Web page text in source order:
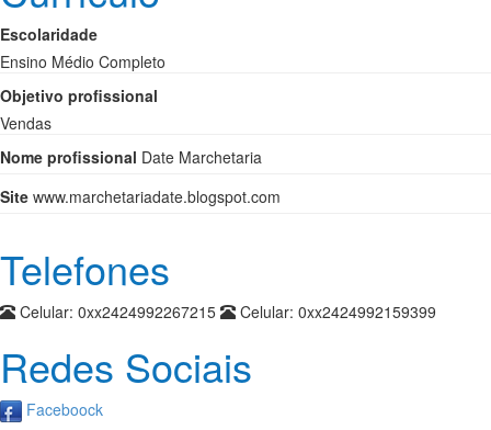
Escolaridade
Ensino Médio Completo
Objetivo profissional
Vendas
Nome profissional Date Marchetaria
Site www.marchetariadate.blogspot.com
Telefones
Celular: 0xx2424992267215 Celular: 0xx2424992159399
Redes Sociais
Faceboock